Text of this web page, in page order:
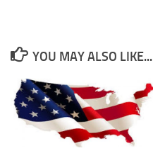
YOU MAY ALSO LIKE...